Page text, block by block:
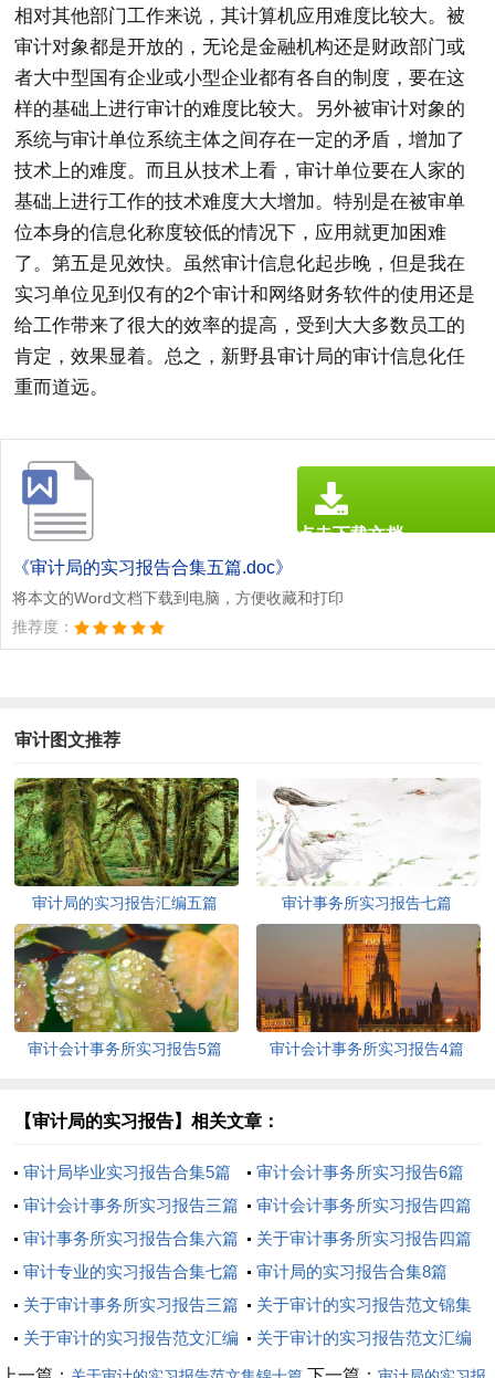
相对其他部门工作来说，其计算机应用难度比较大。被
审计对象都是开放的，无论是金融机构还是财政部门或
者大中型国有企业或小型企业都有各自的制度，要在这
样的基础上进行审计的难度比较大。另外被审计对象的
系统与审计单位系统主体之间存在一定的矛盾，增加了
技术上的难度。而且从技术上看，审计单位要在人家的
基础上进行工作的技术难度大大增加。特别是在被审单
位本身的信息化称度较低的情况下，应用就更加困难
了。第五是见效快。虽然审计信息化起步晚，但是我在
实习单位见到仅有的2个审计和网络财务软件的使用还是
给工作带来了很大的效率的提高，受到大大多数员工的
肯定，效果显着。总之，新野县审计局的审计信息化任
重而道远。
《审计局的实习报告合集五篇.doc》
将本文的Word文档下载到电脑，方便收藏和打印
推荐度：
点击下载文档
审计图文推荐
审计局的实习报告汇编五篇 审计事务所实习报告七篇
审计会计事务所实习报告5篇 审计会计事务所实习报告4篇
【审计局的实习报告】相关文章：
审计局毕业实习报告合集5篇
审计会计事务所实习报告6篇
审计会计事务所实习报告三篇
审计会计事务所实习报告四篇
审计事务所实习报告合集六篇
关于审计事务所实习报告四篇
审计专业的实习报告合集七篇
审计局的实习报告合集8篇
关于审计事务所实习报告三篇
关于审计的实习报告范文锦集
十篇
关于审计的实习报告范文汇编
10篇
关于审计的实习报告范文汇编
9篇